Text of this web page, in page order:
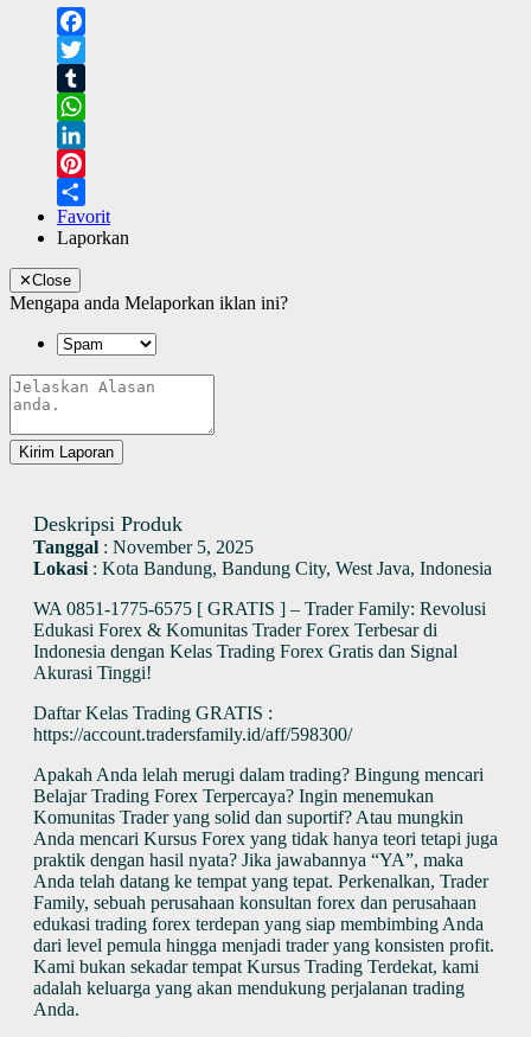
Facebook
Twitter
Tumblr
WhatsApp
LinkedIn
Pinterest
Share
Favorit
Laporkan
✕Close
Mengapa anda Melaporkan iklan ini?
Kirim Laporan
Deskripsi Produk
Tanggal : November 5, 2025
Lokasi : Kota Bandung, Bandung City, West Java, Indonesia
WA 0851-1775-6575 [ GRATIS ] – Trader Family: Revolusi
Edukasi Forex & Komunitas Trader Forex Terbesar di
Indonesia dengan Kelas Trading Forex Gratis dan Signal
Akurasi Tinggi!
Daftar Kelas Trading GRATIS :
https://account.tradersfamily.id/aff/598300/
Apakah Anda lelah merugi dalam trading? Bingung mencari
Belajar Trading Forex Terpercaya? Ingin menemukan
Komunitas Trader yang solid dan suportif? Atau mungkin
Anda mencari Kursus Forex yang tidak hanya teori tetapi juga
praktik dengan hasil nyata? Jika jawabannya “YA”, maka
Anda telah datang ke tempat yang tepat. Perkenalkan, Trader
Family, sebuah perusahaan konsultan forex dan perusahaan
edukasi trading forex terdepan yang siap membimbing Anda
dari level pemula hingga menjadi trader yang konsisten profit.
Kami bukan sekadar tempat Kursus Trading Terdekat, kami
adalah keluarga yang akan mendukung perjalanan trading
Anda.